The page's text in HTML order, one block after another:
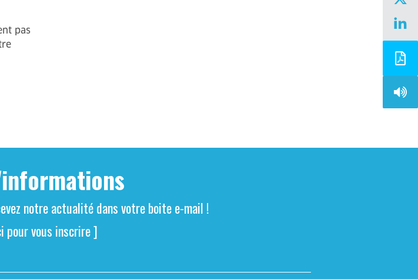
notre actualité dans votre boite e-mail !
pour vous inscrire ]